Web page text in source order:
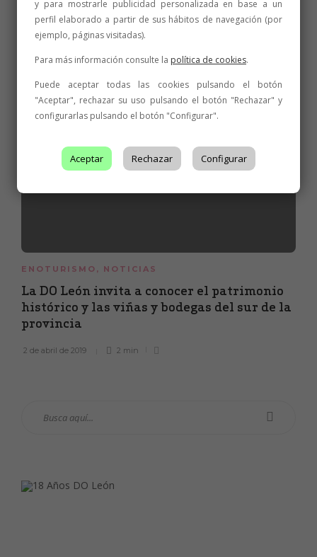
Relacionados
ENOTURISMO , NOTICIAS
La DO León invita a conocer el patrimonio
histórico y las viñas y bodegas del sur de la
provincia
2 de abril de 2019 2 min
y para mostrarle publicidad personalizada en base a un
perfil elaborado a partir de sus hábitos de navegación (por
ejemplo, páginas visitadas).
Para más información consulte la política de cookies.
Puede aceptar todas las cookies pulsando el botón
"Aceptar", rechazar su uso pulsando el botón "Rechazar" y
configurarlas pulsando el botón "Configurar".
Aceptar Rechazar Configurar